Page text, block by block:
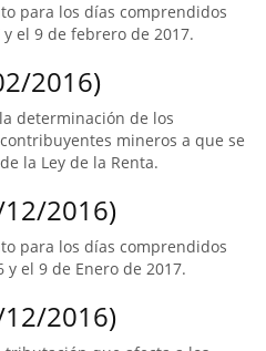
para los días comprendidos
el 9 de febrero de 2017.
2016)
determinación de los
mineros a que se
la Ley de la Renta.
2016)
para los días comprendidos
el 9 de Enero de 2017.
2016)